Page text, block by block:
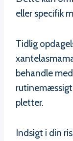
eller specifik
Tidlig
behandle
pletter.
Indsigt i din